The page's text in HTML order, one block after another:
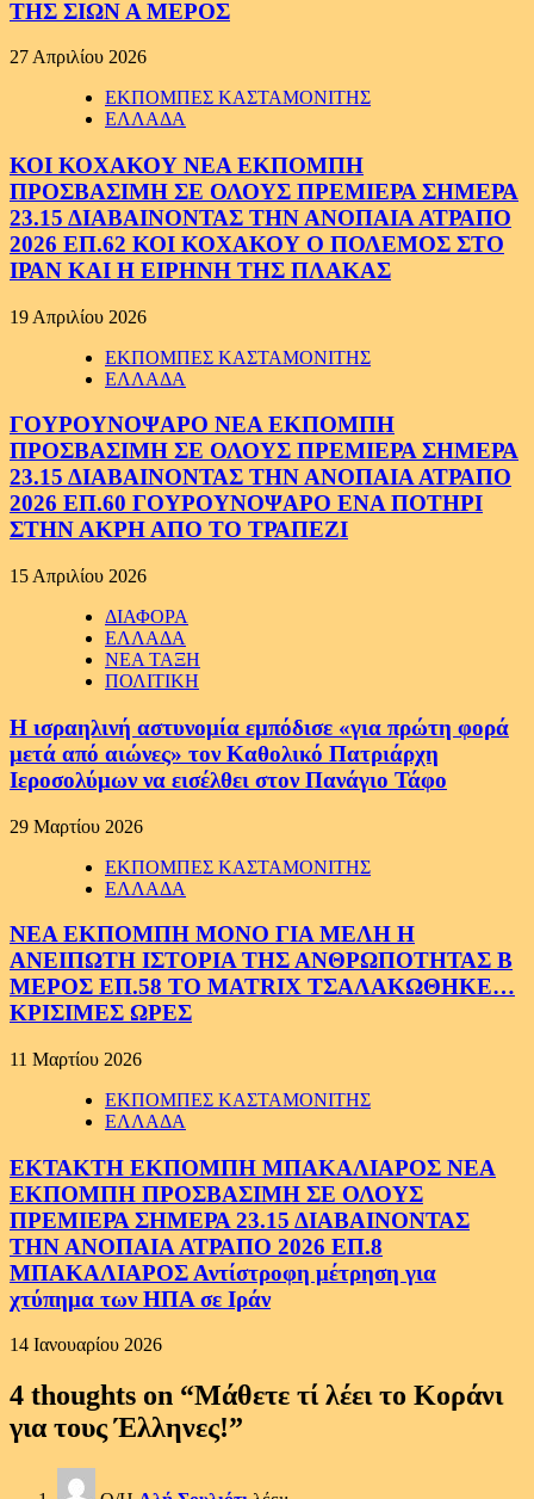
ΤΗΣ ΣΙΩΝ Α ΜΕΡΟΣ
27 Απριλίου 2026
ΕΚΠΟΜΠΕΣ ΚΑΣΤΑΜΟΝΙΤΗΣ
ΕΛΛΑΔΑ
ΚΟΙ ΚΟΧΑΚΟΥ ΝΕΑ ΕΚΠΟΜΠΗ
ΠΡΟΣΒΑΣΙΜΗ ΣΕ ΟΛΟΥΣ ΠΡΕΜΙΕΡΑ ΣΗΜΕΡΑ
23.15 ΔΙΑΒΑΙΝΟΝΤΑΣ ΤΗΝ ΑΝΟΠΑΙΑ ΑΤΡΑΠΟ
2026 ΕΠ.62 ΚΟΙ ΚΟΧΑΚΟΥ Ο ΠΟΛΕΜΟΣ ΣΤΟ
ΙΡΑΝ ΚΑΙ Η ΕΙΡΗΝΗ ΤΗΣ ΠΛΑΚΑΣ
19 Απριλίου 2026
ΕΚΠΟΜΠΕΣ ΚΑΣΤΑΜΟΝΙΤΗΣ
ΕΛΛΑΔΑ
ΓΟΥΡΟΥΝΟΨΑΡΟ ΝΕΑ ΕΚΠΟΜΠΗ
ΠΡΟΣΒΑΣΙΜΗ ΣΕ ΟΛΟΥΣ ΠΡΕΜΙΕΡΑ ΣΗΜΕΡΑ
23.15 ΔΙΑΒΑΙΝΟΝΤΑΣ ΤΗΝ ΑΝΟΠΑΙΑ ΑΤΡΑΠΟ
2026 ΕΠ.60 ΓΟΥΡΟΥΝΟΨΑΡΟ ΕΝΑ ΠΟΤΗΡΙ
ΣΤΗΝ ΑΚΡΗ ΑΠΟ ΤΟ ΤΡΑΠΕΖΙ
15 Απριλίου 2026
ΔΙΑΦΟΡΑ
ΕΛΛΑΔΑ
ΝΕΑ ΤΑΞΗ
ΠΟΛΙΤΙΚΗ
Η ισραηλινή αστυνομία εμπόδισε «για πρώτη φορά
μετά από αιώνες» τον Καθολικό Πατριάρχη
Ιεροσολύμων να εισέλθει στον Πανάγιο Τάφο
29 Μαρτίου 2026
ΕΚΠΟΜΠΕΣ ΚΑΣΤΑΜΟΝΙΤΗΣ
ΕΛΛΑΔΑ
ΝΕΑ ΕΚΠΟΜΠΗ ΜΟΝΟ ΓΙΑ ΜΕΛΗ Η
ΑΝΕΙΠΩΤΗ ΙΣΤΟΡΙΑ ΤΗΣ ΑΝΘΡΩΠΟΤΗΤΑΣ Β
ΜΕΡΟΣ ΕΠ.58 ΤΟ MATRIX ΤΣΑΛΑΚΩΘΗΚΕ…
ΚΡΙΣΙΜΕΣ ΩΡΕΣ
11 Μαρτίου 2026
ΕΚΠΟΜΠΕΣ ΚΑΣΤΑΜΟΝΙΤΗΣ
ΕΛΛΑΔΑ
ΕΚΤΑΚΤΗ ΕΚΠΟΜΠΗ ΜΠΑΚΑΛΙΑΡΟΣ ΝΕΑ
ΕΚΠΟΜΠΗ ΠΡΟΣΒΑΣΙΜΗ ΣΕ ΟΛΟΥΣ
ΠΡΕΜΙΕΡΑ ΣΗΜΕΡΑ 23.15 ΔΙΑΒΑΙΝΟΝΤΑΣ
ΤΗΝ ΑΝΟΠΑΙΑ ΑΤΡΑΠΟ 2026 ΕΠ.8
ΜΠΑΚΑΛΙΑΡΟΣ Αντίστροφη μέτρηση για
χτύπημα των ΗΠΑ σε Ιράν
14 Ιανουαρίου 2026
4 thoughts on “Μάθετε τί λέει το Κοράνι
για τους Έλληνες!”